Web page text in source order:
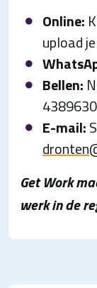
Online:
upload
Bellen:
E-mail:
Get Work
werk in de